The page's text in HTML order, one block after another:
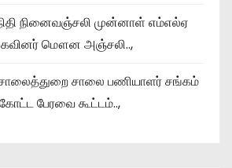
நினைவஞ்சலி முன்னாள் எம்எல்ஏ
மௌன அஞ்சலி..,
சாலை பணியாளர் சங்கம்
பேரவை கூட்டம்..,